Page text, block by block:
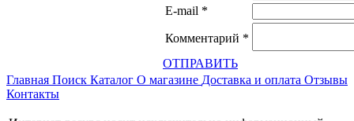
E-mail *
Комментарий *
ОТПРАВИТЬ
Главная Поиск Каталог О магазине Доставка и оплата Отзывы
Контакты